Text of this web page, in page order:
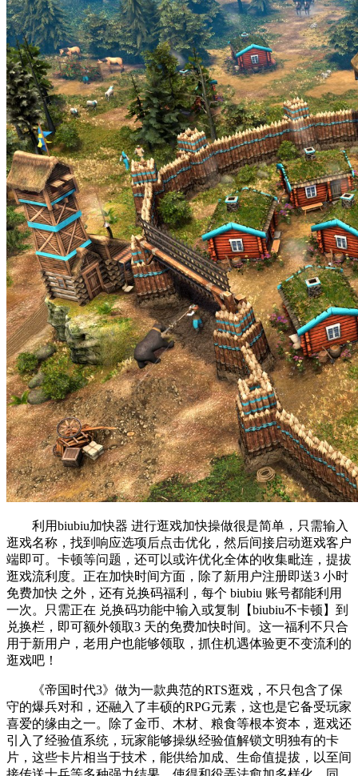
利用biubiu加快器 进行逛戏加快操做很是简单，只需输入
逛戏名称，找到响应选项后点击优化，然后间接启动逛戏客户
端即可。卡顿等问题，还可以或许优化全体的收集毗连，提拔
逛戏流利度。正在加快时间方面，除了新用户注册即送3 小时
免费加快 之外，还有兑换码福利，每个 biubiu 账号都能利用
一次。只需正在 兑换码功能中输入或复制【biubiu不卡顿】到
兑换栏，即可额外领取3 天的免费加快时间。这一福利不只合
用于新用户，老用户也能够领取，抓住机遇体验更不变流利的
逛戏吧！
《帝国时代3》做为一款典范的RTS逛戏，不只包含了保
守的爆兵对和，还融入了丰硕的RPG元素，这也是它备受玩家
喜爱的缘由之一。除了金币、木材、粮食等根本资本，逛戏还
引入了经验值系统，玩家能够操纵经验值解锁文明独有的卡
片，这些卡片相当于技术，能供给加成、生命值提拔，以至间